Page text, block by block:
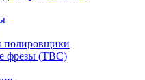
фрезы (ТВС)